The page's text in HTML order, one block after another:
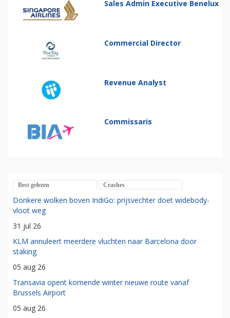
Sales Admin Executive Benelux
Commercial Director
Revenue Analyst
Commissaris
Best gelezen Crashes
Donkere wolken boven IndiGo: prijsvechter doet widebody-
vloot weg
31 jul 26
KLM annuleert meerdere vluchten naar Barcelona door
staking
05 aug 26
Transavia opent komende winter nieuwe route vanaf
Brussels Airport
05 aug 26